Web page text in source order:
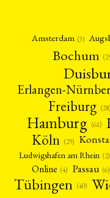
Amsterdam (3)
Bochum
Erlangen-
Freiburg (28)
Hamburg (61)
Köln (29)
Ludwigshafen am Rhein (2)
Online (4) Passau (6)
Tübingen (40)